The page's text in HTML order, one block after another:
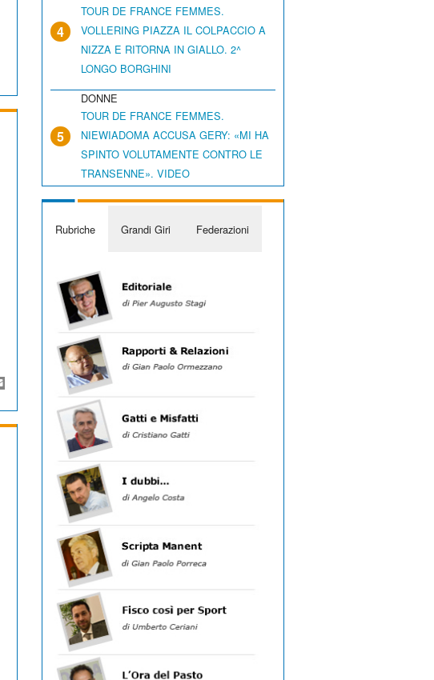
4
TOUR DE FRANCE FEMMES.
VOLLERING PIAZZA IL COLPACCIO A
NIZZA E RITORNA IN GIALLO. 2^
LONGO BORGHINI
5
DONNE
TOUR DE FRANCE FEMMES.
NIEWIADOMA ACCUSA GERY: «MI HA
SPINTO VOLUTAMENTE CONTRO LE
TRANSENNE». VIDEO
Rubriche Grandi Giri Federazioni